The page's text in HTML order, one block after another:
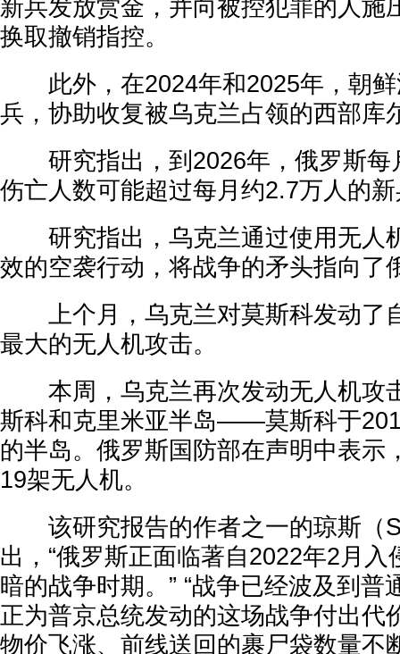
新兵发放赏金，并向被控犯罪的人施
换取撤销指控。
此外，在2024年和2025年，朝鲜
兵，协助收复被乌克兰占领的西部库
研究指出，到2026年，俄罗斯每
伤亡人数可能超过每月约2.7万人的
研究指出，乌克兰通过使用无人
效的空袭行动，将战争的矛头指向了
上个月，乌克兰对莫斯科发动了
最大的无人机攻击。
本周，乌克兰再次发动无人机攻
斯科和克里米亚半岛——莫斯科于
的半岛。俄罗斯国防部在声明中表示
19架无人机。
该研究报告的作者之一的琼斯（
出，“俄罗斯正面临著自2022年2月入
暗的战争时期。” “战争已经波及到普
正为普京总统发动的这场战争付出代
物价飞涨、前线送回的裹尸袋数量不